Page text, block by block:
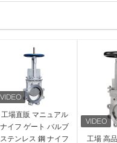
工場直販 マニュアル
ナイフ ゲート バルブ
ステンレス 鋼 ナイフ
工場 高